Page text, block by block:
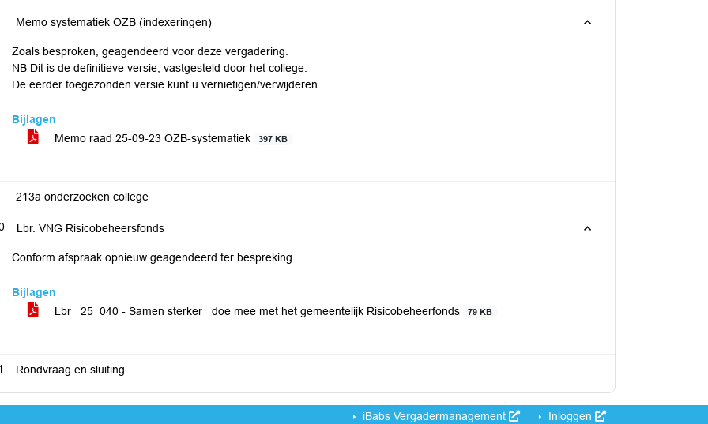
Memo systematiek OZB (indexeringen)
Zoals besproken, geagendeerd voor deze vergadering.
NB Dit is de definitieve versie, vastgesteld door het college.
De eerder toegezonden versie kunt u vernietigen/verwijderen.
Bijlagen
Memo raad 25-09-23 OZB-systematiek
397 KB
213a onderzoeken college
Lbr. VNG Risicobeheersfonds
Conform afspraak opnieuw geagendeerd ter bespreking.
Bijlagen
Lbr_ 25_040 - Samen sterker_ doe mee met het gemeentelijk Risicobeheerfonds
79 KB
Rondvraag en sluiting
iBabs Vergadermanagement Inloggen